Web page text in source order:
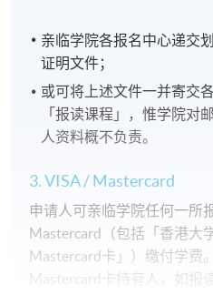
亲临学院各报名中心递交
证明文件；
或可将上述文件一并寄交
「报读课程」，惟学院对
人资料概不负责。
3. VISA / Mastercard
申请人可亲临学院任何一所
Mastercard（包括「香港大
Mastercard卡」）缴付学费
Mastercard卡持有人，如报